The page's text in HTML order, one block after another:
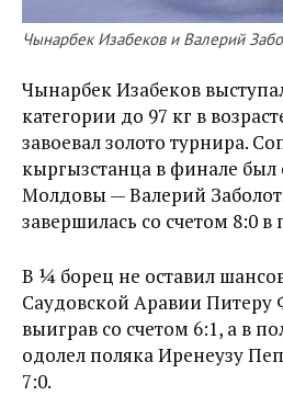
Чынарбек Изабеков и Валерий
Чынарбек Изабеков
категории до 97 кг в
завоевал золото турнира.
кыргызстанца в финале был
Молдовы — Валерий
завершилась со счетом 8:0 в
В ¼ борец не оставил
Саудовской Аравии Питеру
выиграв со счетом 6:1, а в
одолел поляка Иренеузу
7:0.